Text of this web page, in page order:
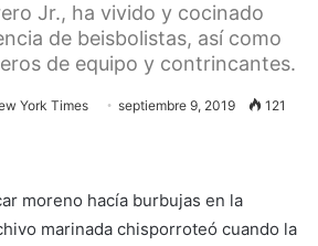
Jr., ha vivido y cocinado
de beisbolistas, así como
de equipo y contrincantes.
York Times septiembre 9, 2019 121
moreno hacía burbujas en la
marinada chisporroteó cuando la